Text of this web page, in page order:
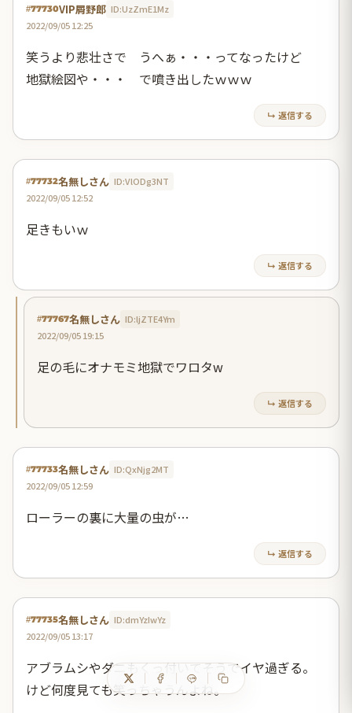
#77730VIP屑野郎 ID:UzZmE1Mz
2022/09/05 12:25
笑うより悲壮さで うへぁ・・・ってなったけど
地獄絵図や・・・ で噴き出したｗｗｗ
↳ 返信する
#77732名無しさん ID:VlODg3NT
2022/09/05 12:52
足きもいｗ
↳ 返信する
#77767名無しさん ID:ljZTE4Ym
2022/09/05 19:15
足の毛にオナモミ地獄でワロタw
↳ 返信する
#77733名無しさん ID:QxNjg2MT
2022/09/05 12:59
ローラーの裏に大量の虫が…
↳ 返信する
#77735名無しさん ID:dmYzIwYz
2022/09/05 13:17
アブラムシやダニもくっ付いてそうでイヤ過ぎる。
けど何度見ても笑っちゃうんよね。